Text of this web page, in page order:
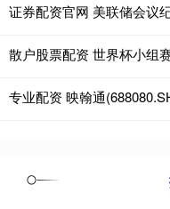
证券配资官网 美联储会议